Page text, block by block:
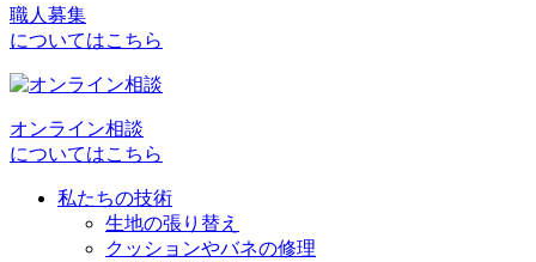
ビ
ゲ
ー
シ
ョ
職人募集
についてはこちら
オンライン相談
についてはこちら
私たちの技術
生地の張り替え
クッションやバネの修理